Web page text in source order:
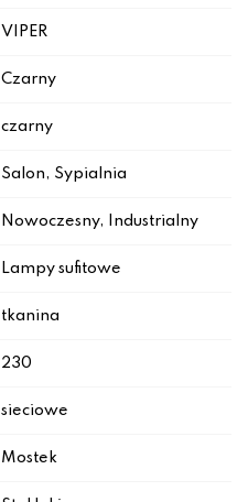
VIPER
Czarny
czarny
Salon, Sypialnia
Nowoczesny, Industrialny
Lampy sufitowe
tkanina
230
sieciowe
Mostek